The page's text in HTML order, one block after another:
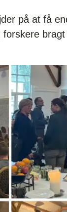
på at få
bragt